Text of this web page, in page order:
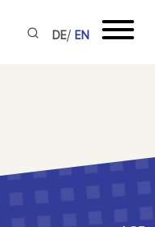
DE/ EN